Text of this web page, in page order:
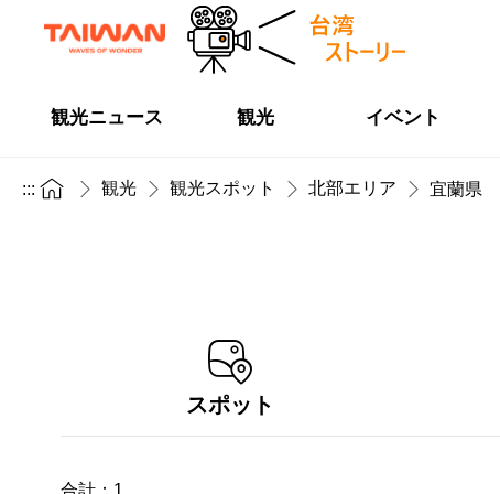
観光ニュース 観光 イベント
::: 観光 観光スポット 北部エリア 宜蘭県
スポット
合計： 1